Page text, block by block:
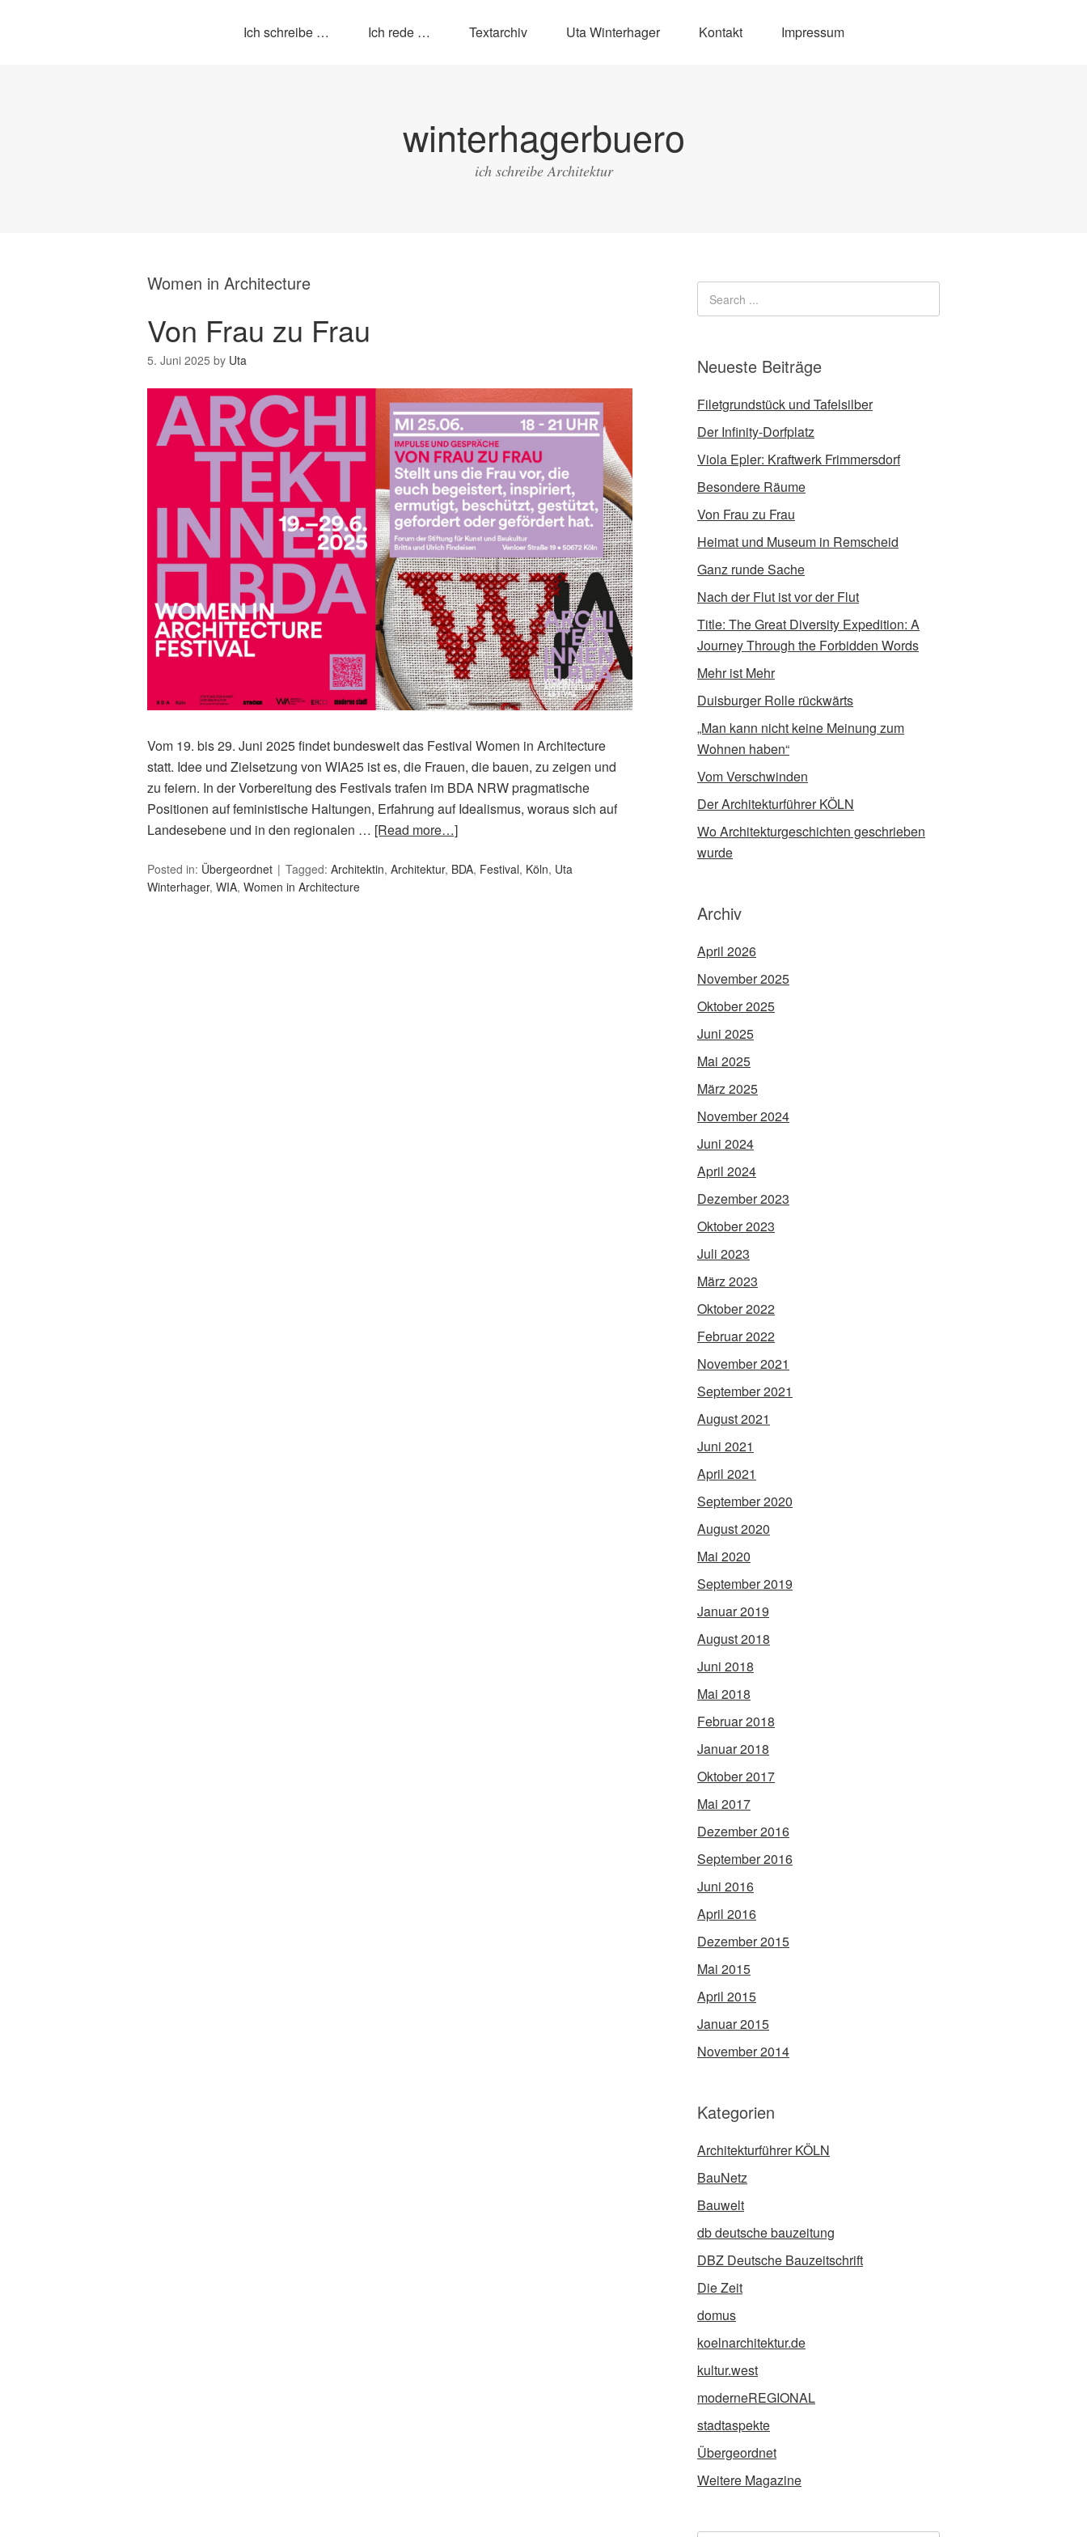
Ich schreibe … Ich rede … Textarchiv Uta Winterhager Kontakt Impressum
winterhagerbuero
ich schreibe Architektur
Women in Architecture
Von Frau zu Frau
5. Juni 2025 by Uta
Vom 19. bis 29. Juni 2025 findet bundesweit das Festival Women in Architecture
statt. Idee und Zielsetzung von WIA25 ist es, die Frauen, die bauen, zu zeigen und
zu feiern. In der Vorbereitung des Festivals trafen im BDA NRW pragmatische
Positionen auf feministische Haltungen, Erfahrung auf Idealismus, woraus sich auf
Landesebene und in den regionalen … [Read more…]
Posted in: Übergeordnet Tagged: Architektin, Architektur, BDA, Festival, Köln, Uta
Winterhager, WIA, Women in Architecture
Neueste Beiträge
Filetgrundstück und Tafelsilber
Der Infinity-Dorfplatz
Viola Epler: Kraftwerk Frimmersdorf
Besondere Räume
Von Frau zu Frau
Heimat und Museum in Remscheid
Ganz runde Sache
Nach der Flut ist vor der Flut
Title: The Great Diversity Expedition: A
Journey Through the Forbidden Words
Mehr ist Mehr
Duisburger Rolle rückwärts
„Man kann nicht keine Meinung zum
Wohnen haben“
Vom Verschwinden
Der Architekturführer KÖLN
Wo Architekturgeschichten geschrieben
wurde
Archiv
April 2026
November 2025
Oktober 2025
Juni 2025
Mai 2025
März 2025
November 2024
Juni 2024
April 2024
Dezember 2023
Oktober 2023
Juli 2023
März 2023
Oktober 2022
Februar 2022
November 2021
September 2021
August 2021
Juni 2021
April 2021
September 2020
August 2020
Mai 2020
September 2019
Januar 2019
August 2018
Juni 2018
Mai 2018
Februar 2018
Januar 2018
Oktober 2017
Mai 2017
Dezember 2016
September 2016
Juni 2016
April 2016
Dezember 2015
Mai 2015
April 2015
Januar 2015
November 2014
Kategorien
Architekturführer KÖLN
BauNetz
Bauwelt
db deutsche bauzeitung
DBZ Deutsche Bauzeitschrift
Die Zeit
domus
koelnarchitektur.de
kultur.west
moderneREGIONAL
stadtaspekte
Übergeordnet
Weitere Magazine